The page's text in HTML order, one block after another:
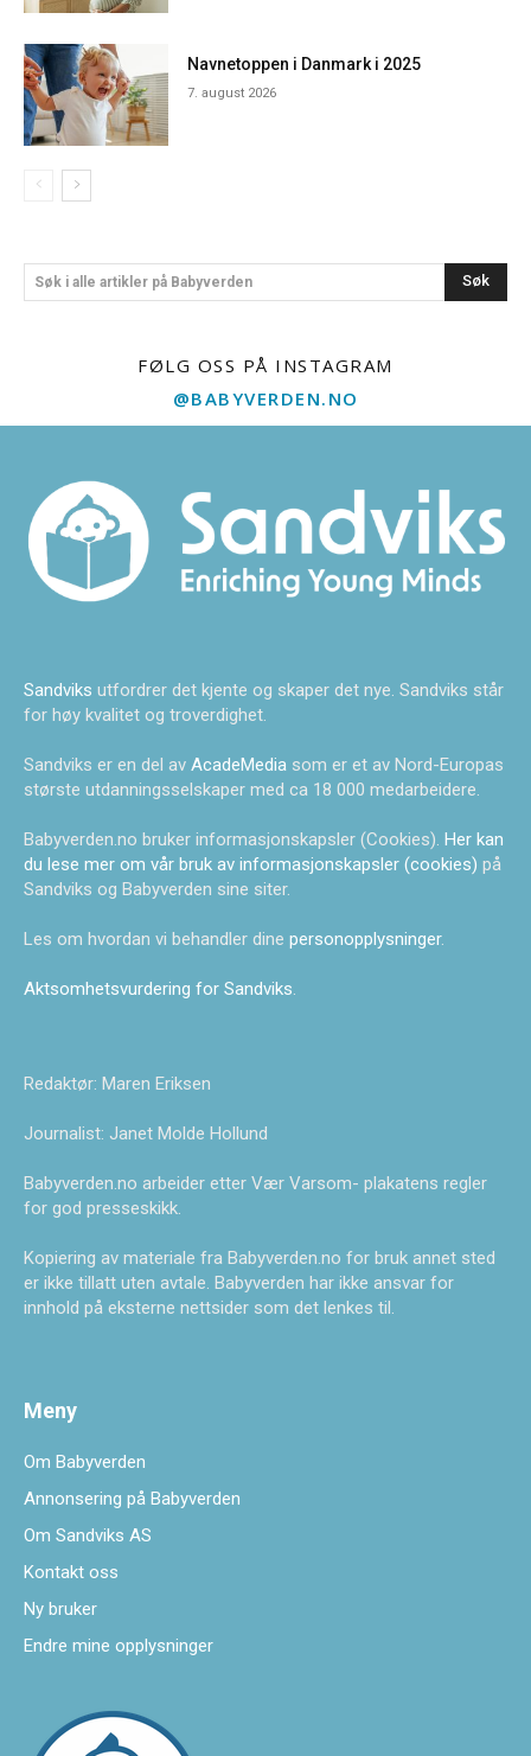
Navnetoppen i Danmark i 2025
7. august 2026
Søk i alle artikler på Babyverden Søk
FØLG OSS PÅ INSTAGRAM
@BABYVERDEN.NO
Sandviks utfordrer det kjente og skaper det nye. Sandviks står
for høy kvalitet og troverdighet.
Sandviks er en del av AcadeMedia som er et av Nord-Europas
største utdanningsselskaper med ca 18 000 medarbeidere.
Babyverden.no bruker informasjonskapsler (Cookies). Her kan
du lese mer om vår bruk av informasjonskapsler (cookies) på
Sandviks og Babyverden sine siter.
Les om hvordan vi behandler dine personopplysninger.
Aktsomhetsvurdering for Sandviks.
Redaktør: Maren Eriksen
Journalist: Janet Molde Hollund
Babyverden.no arbeider etter Vær Varsom- plakatens regler
for god presseskikk.
Kopiering av materiale fra Babyverden.no for bruk annet sted
er ikke tillatt uten avtale. Babyverden har ikke ansvar for
innhold på eksterne nettsider som det lenkes til.
Meny
Om Babyverden
Annonsering på Babyverden
Om Sandviks AS
Kontakt oss
Ny bruker
Endre mine opplysninger